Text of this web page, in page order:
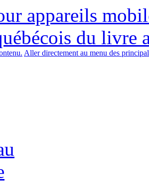
appareils
du livre
Aller directement au menu des